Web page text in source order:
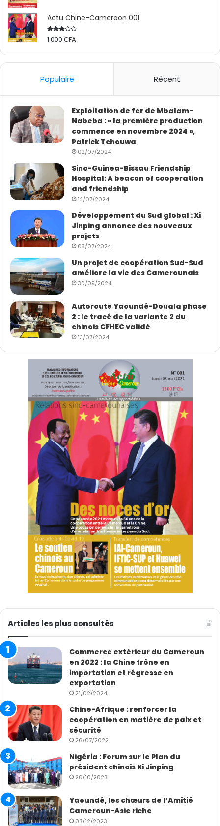
Actu Chine-Cameroon 001
Rated
1.000 CFA
Populaire Récent
Exploitation de fer de Mbalam-
Nabeba : « la première production
commence en novembre 2024 »,
Patrick Tchouwa
02/07/2024
Sino-Guinea-Bissau Friendship
Hospital: A beacon of cooperation
and friendship
12/07/2024
Développement du Sud global : Xi
Jinping annonce des nouveaux
projets
08/07/2024
Un projet de coopération Sud-Sud
améliore la vie des Camerounais
30/09/2024
Autoroute Yaoundé-Douala phase
2 : le tracé de la variante 2 du
chinois CFHEC validé
13/07/2024
Articles les plus consultés
Commerce extérieur du Cameroun
en 2022 : la Chine trône en
importation et régresse en
exportation
21/02/2024
Chine-Afrique : renforcer la
coopération en matière de paix et
sécurité
26/07/2022
Nigéria : Forum sur le Plan du
président chinois Xi Jinping
20/10/2023
Yaoundé, les chœurs de l’Amitié
Cameroun-Asie riche
03/12/2023